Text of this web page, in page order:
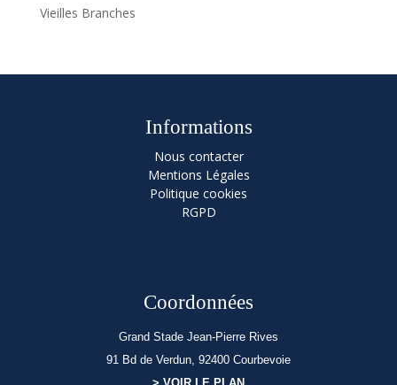
Vieilles Branches
Informations
Nous contacter
Mentions Légales
Politique cookies
RGPD
Coordonnées
Grand Stade Jean-Pierre Rives
91 Bd de Verdun, 92400 Courbevoie